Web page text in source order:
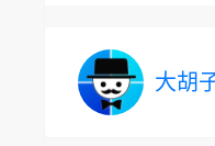
大胡